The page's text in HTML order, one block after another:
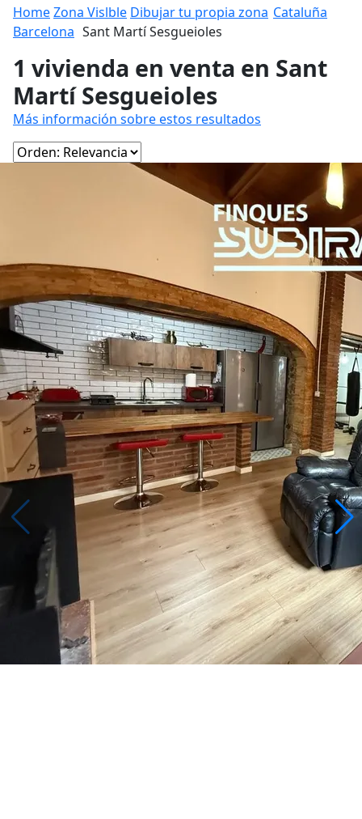
HomeZona Vislble Dibujar tu propia zona Cataluña
Barcelona Sant Martí Sesgueioles
1 vivienda en venta en Sant
Martí Sesgueioles
Más información sobre estos resultados